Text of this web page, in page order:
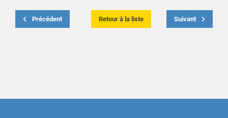
Précédent Retour à la liste Suivant